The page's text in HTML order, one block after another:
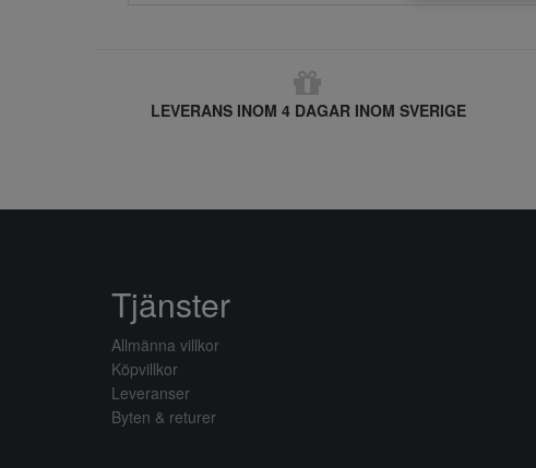
LEVERANS INOM 4 DAGAR INOM SVERIGE
Tjänster
Allmänna villkor
Köpvillkor
Leveranser
Byten & returer